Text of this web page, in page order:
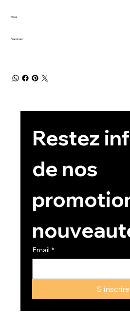
50 ml
Frabricant
Restez
de nos
Email *
S'inscrire